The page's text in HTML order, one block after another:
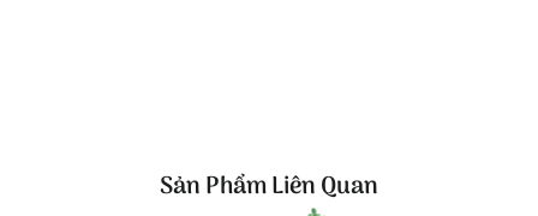
Sản Phẩm Liên Quan